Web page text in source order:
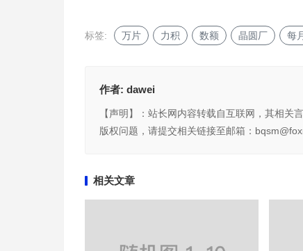
标签: 万片 力积 数额 晶圆厂 每
作者: dawei
【声明】：站长网内容转载自互联网，其相
版权问题，请提交相关链接至邮箱：
相关文章